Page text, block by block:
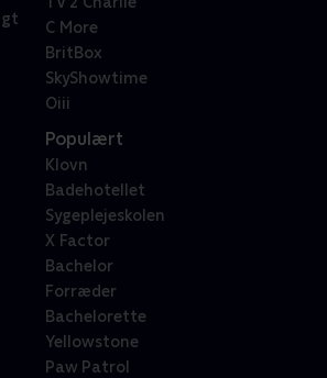
C More
BritBox
SkyShowtime
Oiii
Populært
Klovn
Badehotellet
Sygeplejeskolen
X Factor
Bachelor
Forræder
Bachelorette
Yellowstone
Paw Patrol